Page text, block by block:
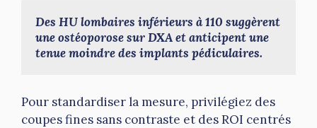
Des HU lombaires inférieurs à 110 suggèrent
une ostéoporose sur DXA et anticipent une
tenue moindre des implants pédiculaires.
Pour standardiser la mesure, privilégiez des
coupes fines sans contraste et des ROI centrés